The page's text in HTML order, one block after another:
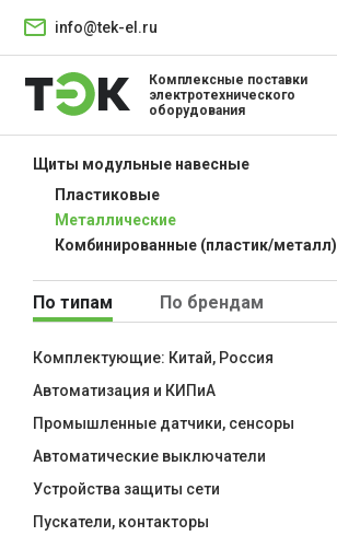
info@tek-el.ru
Комплексные поставки
электротехнического
оборудования
Щиты модульные навесные
Пластиковые
Металлические
Комбинированные (пластик/металл)
По типам По брендам
Комплектующие: Китай, Россия
Автоматизация и КИПиА
Промышленные датчики, сенсоры
Автоматические выключатели
Устройства защиты сети
Пускатели, контакторы